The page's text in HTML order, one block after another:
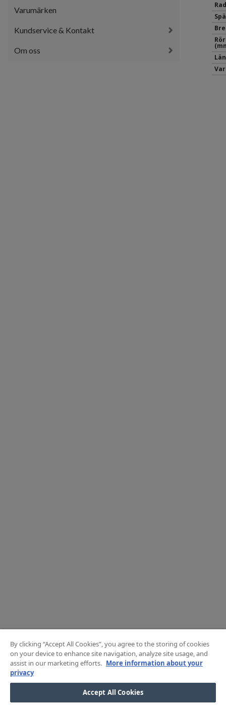
Varumärken
Kundservice & Kontakt
Om oss
By clicking “Accept All Cookies”, you agree to the storing of cookies
on your device to enhance site navigation, analyze site usage, and
assist in our marketing efforts. More information about your
privacy
Accept All Cookies